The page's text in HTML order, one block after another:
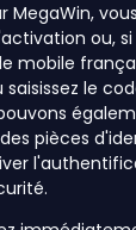
MegaWin,
ou, si
mobile
saisissez le
pièces